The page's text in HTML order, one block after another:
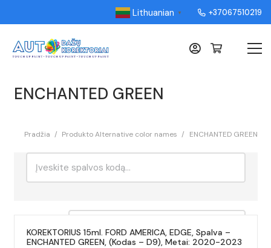
Lithuanian ▼ +37067510219
ENCHANTED GREEN
Pradžia / Produkto Alternative color names / ENCHANTED GREEN
KOREKTORIUS 15ml. FORD AMERICA, EDGE, Spalva –
ENCHANTED GREEN, (Kodas – D9), Metai: 2020-2023